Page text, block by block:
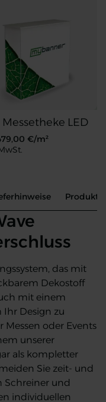
Messetheke LED
€/m²
das mit
Dekostoff
mit einem
Ihr Design zu
Messen oder Events
unserer
als kompletter
Sie zeit- und
Schreiner und
individuellen